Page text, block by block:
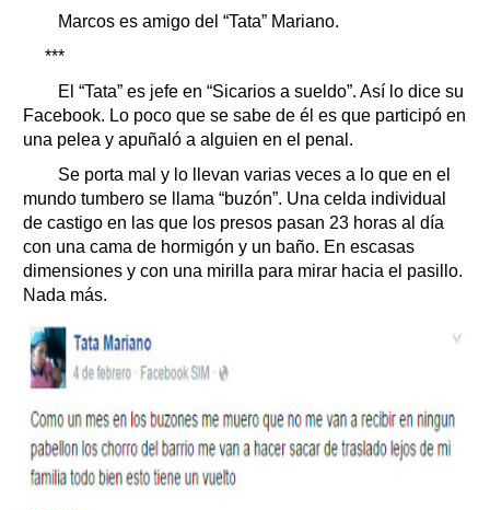
Marcos es amigo del “Tata” Mariano.
***
El “Tata” es jefe en “Sicarios a sueldo”. Así lo dice su
Facebook. Lo poco que se sabe de él es que participó en
una pelea y apuñaló a alguien en el penal.
Se porta mal y lo llevan varias veces a lo que en el
mundo tumbero se llama “buzón”. Una celda individual
de castigo en las que los presos pasan 23 horas al día
con una cama de hormigón y un baño. En escasas
dimensiones y con una mirilla para mirar hacia el pasillo.
Nada más.